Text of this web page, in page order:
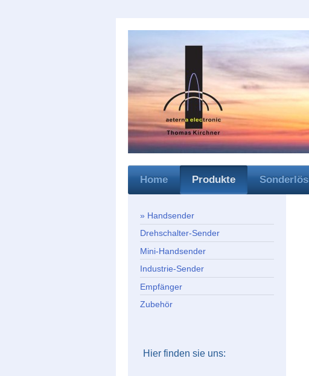
Home Produkte
Handsender
Drehschalter-Sender
Mini-Handsender
Industrie-Sender
Empfänger
Zubehör
Hier finden sie uns: